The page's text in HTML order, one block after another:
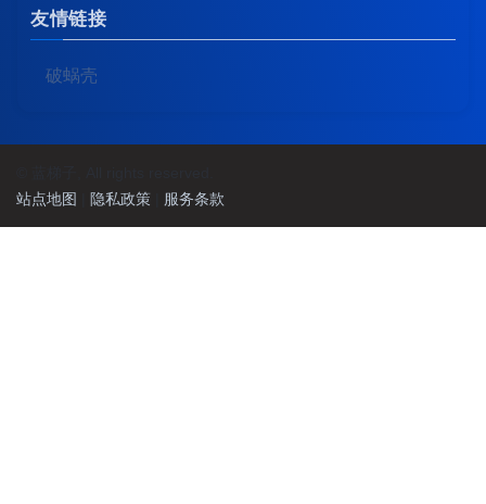
友情链接
破蜗壳
站点地图
隐私政策 服务条款